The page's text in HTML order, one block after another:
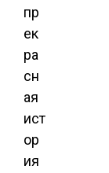
пр
ек
ра
сн
ая
ист
ор
ия